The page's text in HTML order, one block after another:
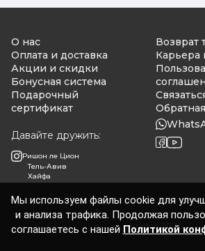
О нас
Оплата и доставка
Акции и скидки
Бонусная система
Подарочный
сертификат
Давайте дружить:
Ришон ле Цион
Тель-Авив
Хайфа
Возврат
Карьера
Isradon 2026
Мы используем файлы cookie для
и анализа трафика. Продолжая
соглашаетесь с нашей Политикой